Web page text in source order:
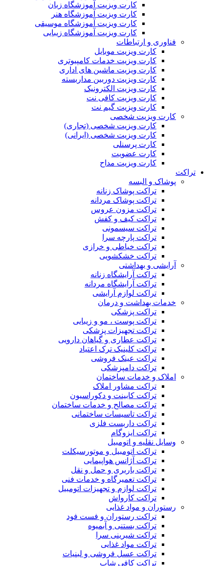
کارت ویزیت آموزشگاه زبان
کارت ویزیت آموزشگاه هنر
کارت ویزیت آموزشگاه موسیقی
کارت ویزیت آموزشگاه زیبایی
فناوری و ارتباطات
کارت ویزیت موبایل
کارت ویزیت خدمات کامپیوتری
کارت ویزیت ماشین های اداری
کارت ویزیت دوربین مداربسته
کارت ویزیت الکترونیک
کارت ویزیت کافی نت
کارت ویزیت گیم نت
کارت ویزیت شخصی
کارت ویزیت شخصی (تجاری)
کارت ویزیت شخصی (ایرانی)
کارت پرسنلی
کارت عضویت
کارت ویزیت مداح
تراکت
پوشاک و البسه
تراکت پوشاک زنانه
تراکت پوشاک مردانه
تراکت مزون عروس
تراکت کیف و کفش
تراکت سیسمونی
تراکت پارچه سرا
تراکت خیاطی و خرازی
تراکت خشکشویی
آرایشی و بهداشتی
تراکت آرایشگاه زنانه
تراکت آرایشگاه مردانه
تراکت لوازم آرایشی
خدمات بهداشت و درمان
تراکت پزشکی
تراکت پوست ، مو و زیبایی
تراکت تجهیزات پزشکی
تراکت عطاری و گیاهان دارویی
تراکت کلینیک ترک اعتیاد
تراکت عینک فروشی
تراکت دامپزشکی
املاک و خدمات ساختمان
تراکت مشاور املاک
تراکت کابینت و دکوراسیون
تراکت مصالح و خدمات ساختمان
تراکت تاسیسات ساختمانی
تراکت داربست فلزی
تراکت ایزوگام
وسایل نقلیه و اتومبیل
تراکت اتومبیل و موتورسیکلت
تراکت آژانس هواپیمایی
تراکت باربری و حمل و نقل
تراکت تعمیرگاه و خدمات فنی
تراکت لوازم و تجهیزات اتومبیل
تراکت کارواش
رستوران و مواد غذایی
تراکت رستوران و فست فود
تراکت بستنی و آبمیوه
تراکت شیرینی سرا
تراکت مواد غذایی
تراکت عسل فروشی و لبنیات
تراکت کافی شاپ